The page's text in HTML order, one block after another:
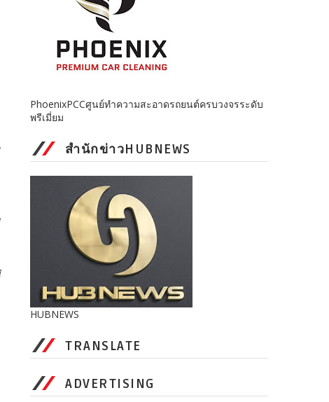
PhoenixPCCศูนย์ทำความสะอาดรถยนต์ครบวงจรระดับ
พรีเมี่ยม
สำนักข่าวHUBNEWS
HUBNEWS
TRANSLATE
ADVERTISING